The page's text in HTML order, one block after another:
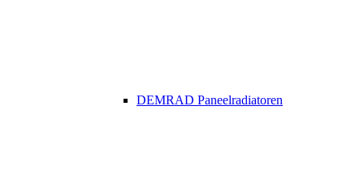
DEMRAD Paneelradiatoren